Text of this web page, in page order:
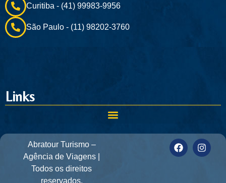
Curitiba - (41) 99983-9956
São Paulo - (11) 98202-3760
Links
Abratour Turismo –
Agência de Viagens |
Todos os direitos
reservados.